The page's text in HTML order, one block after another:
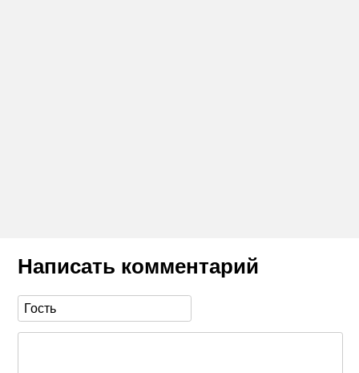
Написать комментарий